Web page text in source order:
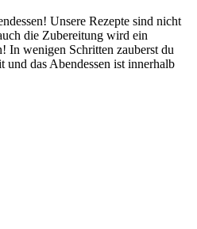
Unsere Rezepte sind nicht
die Zubereitung wird ein
In wenigen Schritten zauberst du
und das Abendessen ist innerhalb